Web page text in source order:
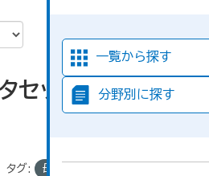
一覧から探す
分野別に探す
セットが見つか
タグ: 母子